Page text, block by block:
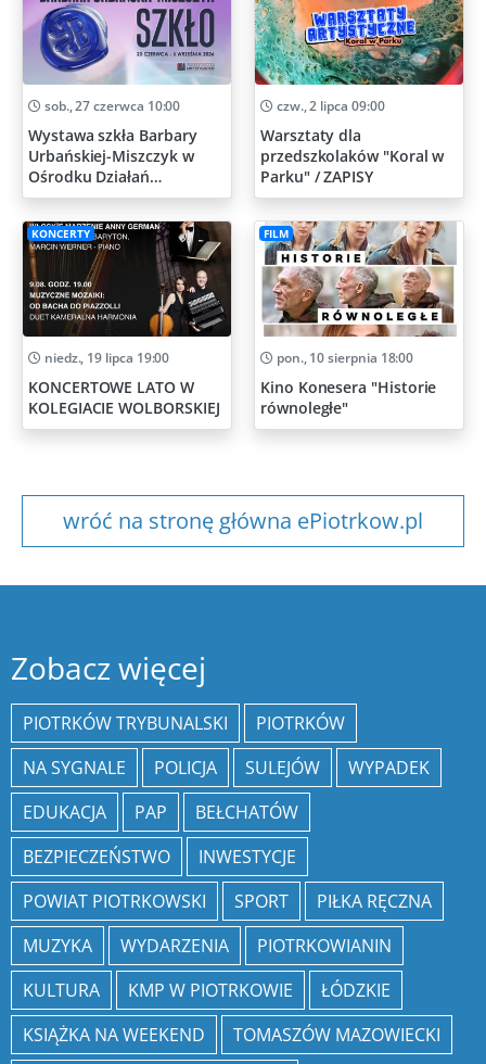
sob., 27 czerwca 10:00
Wystawa szkła Barbary
Urbańskiej-Miszczyk w
Ośrodku Działań
Artystycznych
czw., 2 lipca 09:00
Warsztaty dla
przedszkolaków "Koral w
Parku" / ZAPISY
KONCERTY
niedz., 19 lipca 19:00
KONCERTOWE LATO W
KOLEGIACIE WOLBORSKIEJ
FILM
pon., 10 sierpnia 18:00
Kino Konesera "Historie
równoległe"
wróć na stronę główna ePiotrkow.pl
Zobacz więcej
PIOTRKÓW TRYBUNALSKI
PIOTRKÓW
NA SYGNALE
POLICJA SULEJÓW
WYPADEK
EDUKACJA
PAP
BEŁCHATÓW
BEZPIECZEŃSTWO
INWESTYCJE
POWIAT PIOTRKOWSKI
SPORT
PIŁKA RĘCZNA
MUZYKA
WYDARZENIA
PIOTRKOWIANIN
KULTURA
KMP W PIOTRKOWIE
ŁÓDZKIE
KSIĄŻKA NA WEEKEND
TOMASZÓW MAZOWIECKI